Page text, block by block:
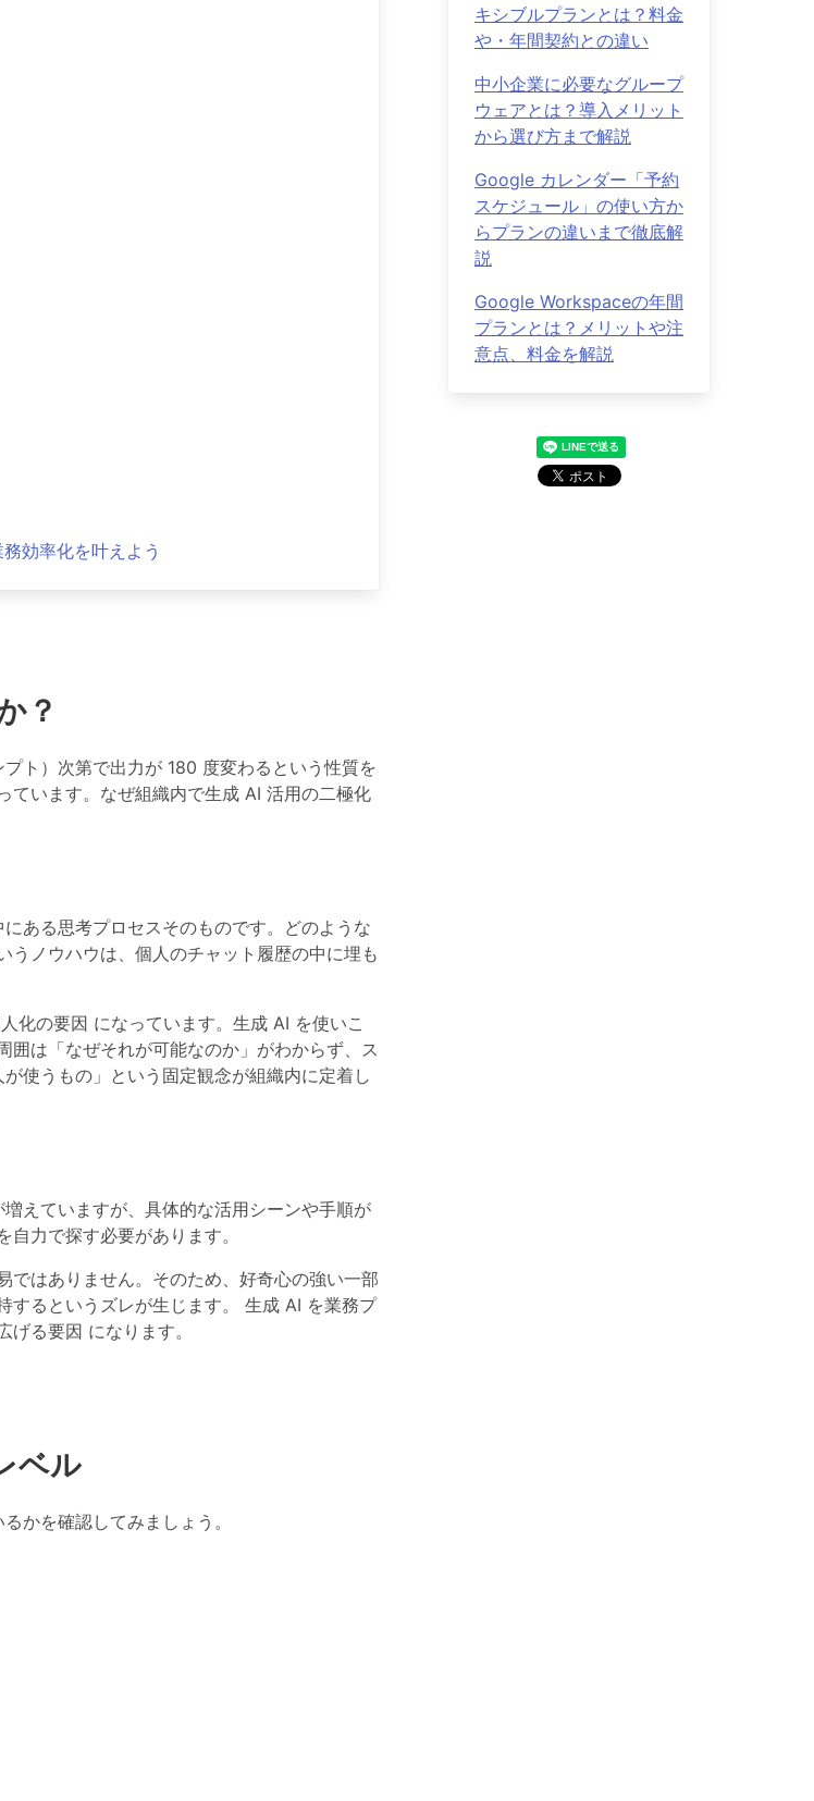
効率化を叶えよう
？
ト）次第で出力が 180 度変わるという性質を
ています。なぜ組織内で生成 AI 活用の二極化
ある思考プロセスそのものです。どのような
ノウハウは、個人のチャット履歴の中に埋も
化の要因 になっています。生成 AI を使いこ
は「なぜそれが可能なのか」がわからず、ス
使うもの」という固定観念が組織内に定着し
えていますが、具体的な活用シーンや手順が
力で探す必要があります。
ではありません。そのため、好奇心の強い一部
するというズレが生じます。 生成 AI を業務プ
げる要因 になります。
ベル
かを確認してみましょう。
キシブルプランとは？料金
や・年間契約との違い
中小企業に必要なグループ
ウェアとは？導入メリット
から選び方まで解説
Google カレンダー「予約
スケジュール」の使い方か
らプランの違いまで徹底解
説
Google Workspaceの年間
プランとは？メリットや注
意点、料金を解説